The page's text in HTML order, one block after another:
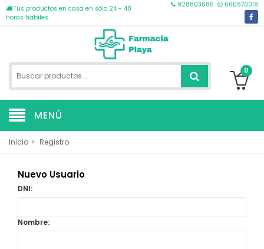
Tus productos en casa en sólo 24 - 48
horas hábiles
928803686 660870018
0
MENÚ
Inicio » Registro
Nuevo Usuario
DNI:
Nombre: